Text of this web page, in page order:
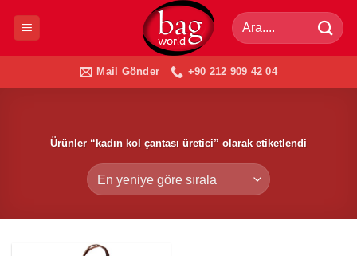
Ara:
Mail Gönder +90 212 909 42 04
Ürünler “kadın kol çantası üretici” olarak etiketlendi